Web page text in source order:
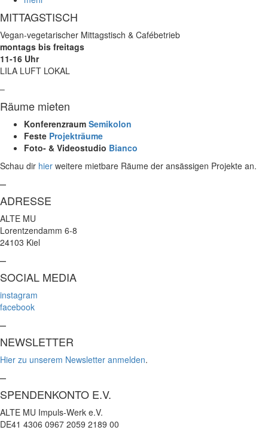
MITTAGSTISCH
Vegan-vegetarischer Mittagstisch & Cafébetrieb
montags bis freitags
11-16 Uhr
LILA LUFT LOKAL
–
Räume mieten
Konferenzraum Semikolon
Feste Projekträume
Foto- & Videostudio Bianco
Schau dir hier weitere mietbare Räume der ansässigen Projekte an.
–
ADRESSE
ALTE MU
Lorentzendamm 6-8
24103 Kiel
–
SOCIAL MEDIA
instagram
facebook
–
NEWSLETTER
Hier zu unserem Newsletter anmelden.
–
SPENDENKONTO E.V.
ALTE MU Impuls-Werk e.V.
DE41 4306 0967 2059 2189 00